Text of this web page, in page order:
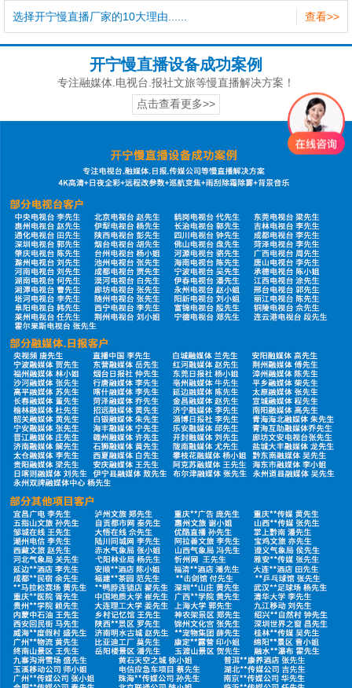
查看>>
选择开宁慢直播厂家的10大理由......
开宁慢直播设备成功案例
专注融媒体.电视台.报社文旅等慢直播解决方案！
点击查看更多>>